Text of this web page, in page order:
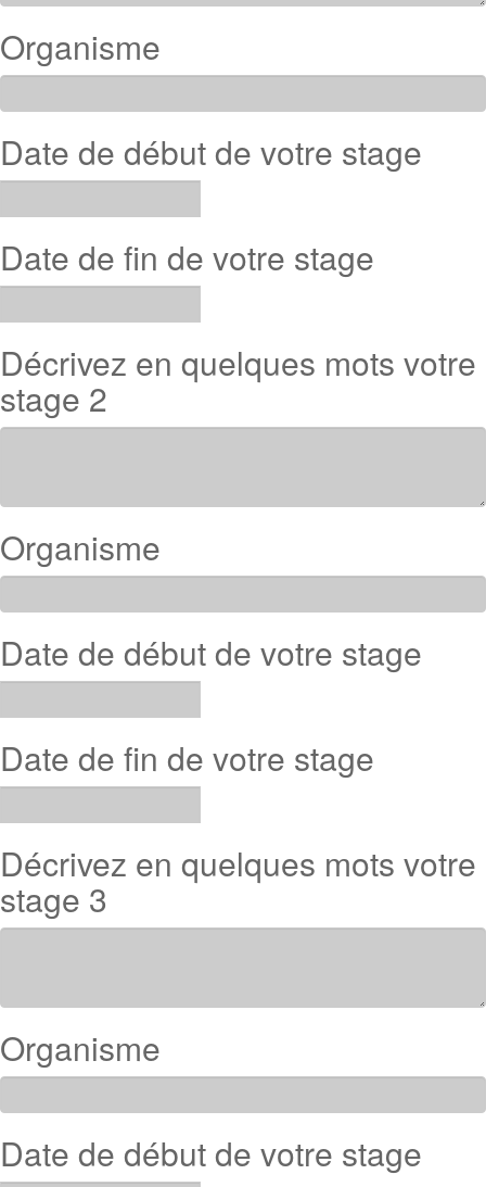
Organisme
Date de début de votre stage
Date de fin de votre stage
Décrivez en quelques mots votre
stage 2
Organisme
Date de début de votre stage
Date de fin de votre stage
Décrivez en quelques mots votre
stage 3
Organisme
Date de début de votre stage